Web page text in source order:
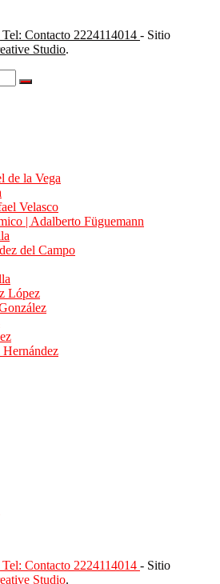
Contacto 2224114014 - Sitio
Studio.
de la Vega
Velasco
| Adalberto Füguemann
del Campo
López
Hernández
Contacto 2224114014 - Sitio
Studio.